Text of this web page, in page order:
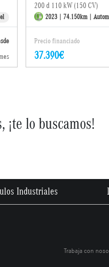
200 d 110 kW (150 CV)
2023 | 74.150km |
Precio financiado
37.390€
lo buscamos!
Industriales
Trabaja con